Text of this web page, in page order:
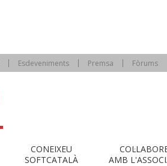
Esdeveniments Premsa Fòrums
CONEIXEU
SOFTCATALÀ
AMB